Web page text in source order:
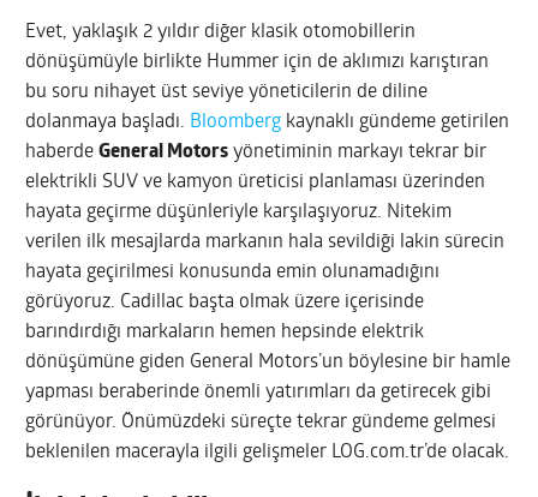
Evet, yaklaşık 2 yıldır diğer klasik otomobillerin
dönüşümüyle birlikte Hummer için de aklımızı karıştıran
bu soru nihayet üst seviye yöneticilerin de diline
dolanmaya başladı. Bloomberg kaynaklı gündeme getirilen
haberdeGeneral Motors yönetiminin markayı tekrar bir
elektrikli SUV ve kamyon üreticisi planlaması üzerinden
hayata geçirme düşünleriyle karşılaşıyoruz. Nitekim
verilen ilk mesajlarda markanın hala sevildiği lakin sürecin
hayata geçirilmesi konusunda emin olunamadığını
görüyoruz. Cadillac başta olmak üzere içerisinde
barındırdığı markaların hemen hepsinde elektrik
dönüşümüne giden General Motors’un böylesine bir hamle
yapması beraberinde önemli yatırımları da getirecek gibi
görünüyor. Önümüzdeki süreçte tekrar gündeme gelmesi
beklenilen macerayla ilgili gelişmeler LOG.com.tr’de olacak.